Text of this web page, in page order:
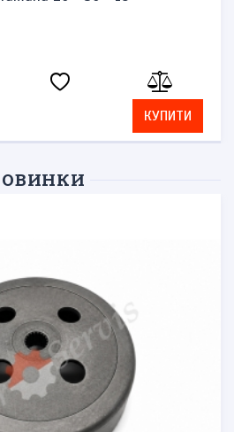
КУПИТИ